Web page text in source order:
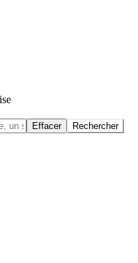
Effacer Rechercher